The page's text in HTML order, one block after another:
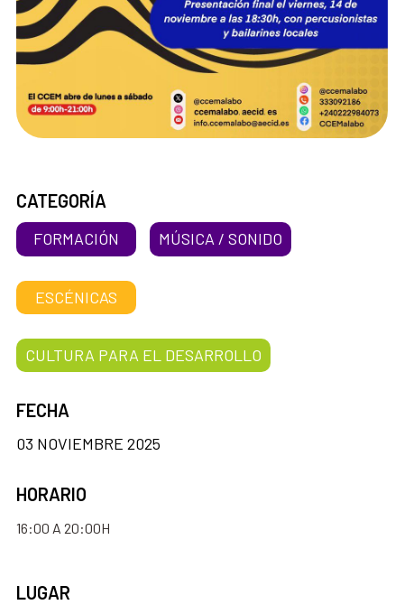
CATEGORÍA
FORMACIÓN MÚSICA / SONIDO
ESCÉNICAS
CULTURA PARA EL DESARROLLO
FECHA
03 NOVIEMBRE 2025
HORARIO
16:00 A 20:00H
LUGAR